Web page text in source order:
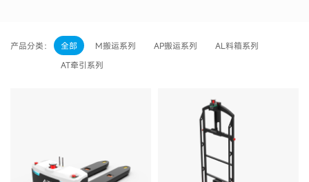
产品分类： 全部 M搬运系列 AP搬运系列
AL料箱系列
AT牵引系列